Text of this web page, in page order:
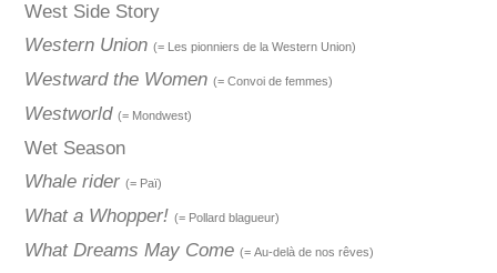
West Side Story
Western Union (= Les pionniers de la Western Union)
Westward the Women (= Convoi de femmes)
Westworld (= Mondwest)
Wet Season
Whale rider (= Paï)
What a Whopper! (= Pollard blagueur)
What Dreams May Come (= Au-delà de nos rêves)